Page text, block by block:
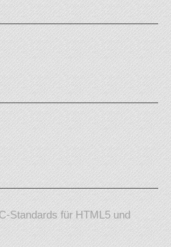
Standards für HTML5 und